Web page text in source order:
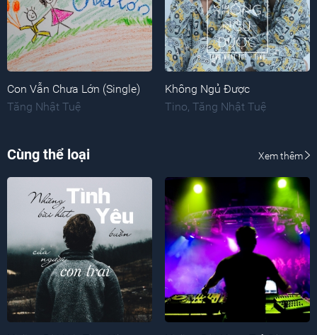
Con Vẫn Chưa Lớn (Single)
Tăng Nhật Tuệ
Không Ngủ Được
Tino, Tăng Nhật Tuệ
Cùng thể loại Xem thêm